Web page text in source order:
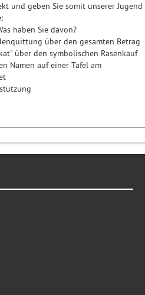
und geben Sie somit unserer Jugend
davon?
über den gesamten Betrag
über den symbolischen Rasenkauf
Namen auf einer Tafel am